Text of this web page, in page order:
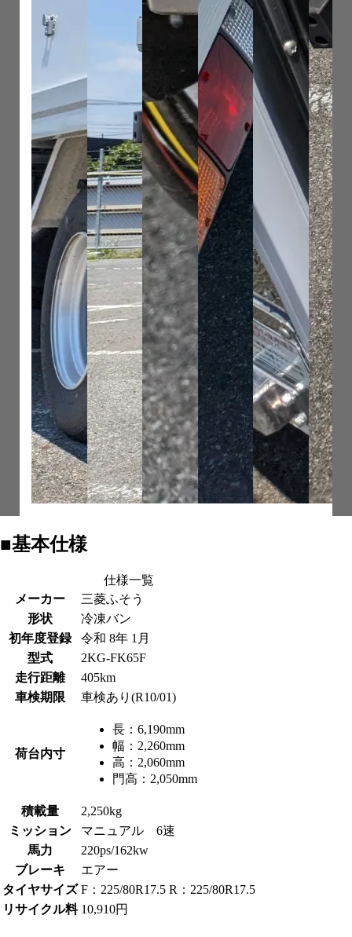
■基本仕様
仕様一覧
メーカー
三菱ふそう
形状
冷凍バン
初年度登録
令和 8年 1月
型式
2KG-FK65F
走行距離
405km
車検期限
車検あり(R10/01)
荷台内寸
長： 6,190mm
幅： 2,260mm
高： 2,060mm
門高： 2,050mm
積載量
2,250kg
ミッション
マニュアル 6速
馬力
220ps/162kw
ブレーキ
エアー
タイヤサイズ F：225/80R17.5 R：225/80R17.5
リサイクル料 10,910円